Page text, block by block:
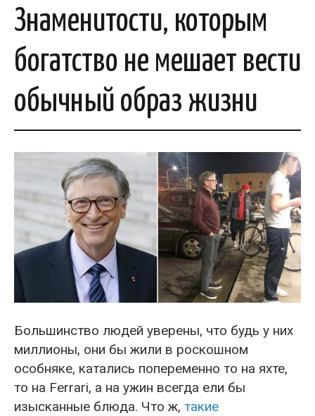
Знаменитости, которым
богатство не мешает вести
обычный образ жизни
Большинство людей уверены, что будь у них
миллионы, они бы жили в роскошном
особняке, катались попеременно то на яхте,
то на Ferrari, а на ужин всегда ели бы
изысканные блюда. Что ж, такие